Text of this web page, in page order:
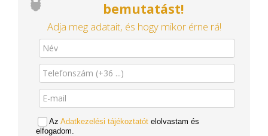
bemutatást!
Adja meg adatait, és hogy mikor érne rá!
Az Adatkezelési tájékoztatót elolvastam és
elfogadom.